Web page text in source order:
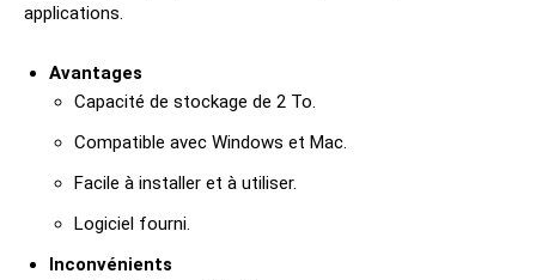
applications.
Avantages
Capacité de stockage de 2 To.
Compatible avec Windows et Mac.
Facile à installer et à utiliser.
Logiciel fourni.
Inconvénients